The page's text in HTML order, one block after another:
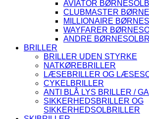
AVIATOR
CLUBMASTER
MILLIONAIRE
WAYFARER
ANDRE
BRILLER
BRILLER UDEN STYRKE
NATKØREBRILLER
LÆSEBRILLER OG
CYKELBRILLER
ANTI BLÅ LYS BRILLER /
SIKKERHEDSBRILLER OG
SIKKERHEDSOLBRILLER